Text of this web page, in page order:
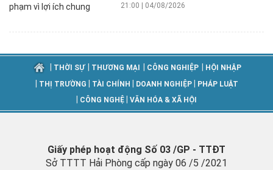
21:00 | 04/08/2026
THỜI SỰ THƯƠNG MẠI CÔNG NGHIỆP HỘI NHẬP
THỊ TRƯỜNG TÀI CHÍNH DOANH NGHIỆP PHÁP LUẬT
CÔNG NGHỆ VĂN HÓA & XÃ HỘI
Giấy phép hoạt động Số 03 /GP - TTĐT
Sở TTTT Hải Phòng cấp ngày 06 /5 /2021